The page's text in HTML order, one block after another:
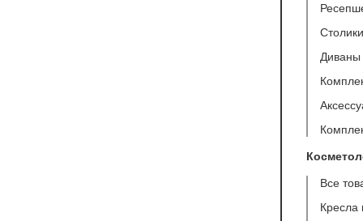
Диваны
Все
Кресла